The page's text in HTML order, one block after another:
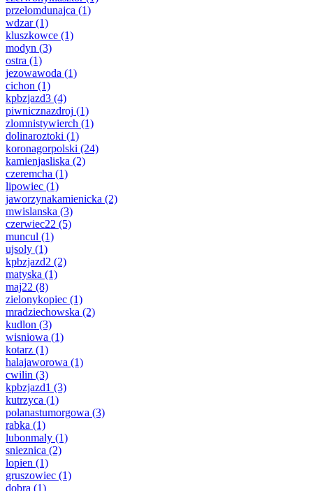
przelomdunajca (1)
wdzar(1)
kluszkowce (1)
modyn (3)
ostra (1)
jezowawoda (1)
cichon (1)
kpbzjazd3 (4)
piwnicznazdroj (1)
zlomnistywierch (1)
dolinaroztoki (1)
koronagorpolski (24)
kamienjasliska (2)
czeremcha (1)
lipowiec (1)
jaworzynakamienicka (2)
mwislanska (3)
czerwiec22 (5)
muncul (1)
ujsoly (1)
kpbzjazd2 (2)
matyska (1)
maj22 (8)
zielonykopiec (1)
mradziechowska (2)
kudlon (3)
wisniowa (1)
kotarz (1)
halajaworowa (1)
cwilin (3)
kpbzjazd1 (3)
kutrzyca (1)
polanastumorgowa (3)
rabka (1)
lubonmaly (1)
snieznica (2)
lopien (1)
gruszowiec (1)
dobra (1)